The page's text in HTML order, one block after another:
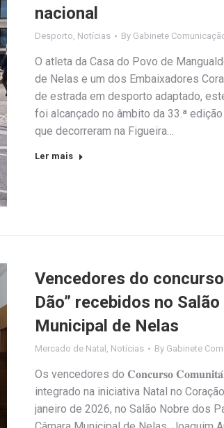
nacional
Desporto Notícias By Gabinete
O atleta da Casa do Povo de
de Nelas e um dos Embaixadores
de estrada em desporto adaptado,
foi alcançado no âmbito da 33.ª
que decorreram na Figueira…
Ler mais
Vencedores do
Dão” recebidos no
Municipal de Nelas
Mercado de Natal , Notícias By Gabinete
Os vencedores do 𝐂𝐨𝐧𝐜𝐮𝐫𝐬𝐨
integrado na iniciativa Natal no
janeiro de 2026, no Salão Nobre dos